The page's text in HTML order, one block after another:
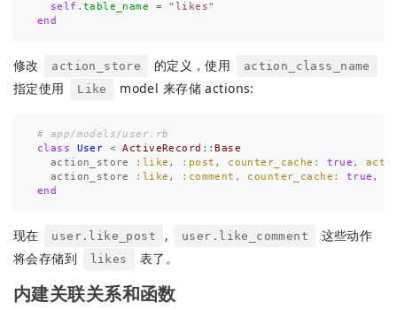
self . table_name =
"likes"
end
修改 action_store 的定义，使用 action_class_name
指定使用 Like model 来存储 actions:
# app/models/user.rb
class
User < ActiveRecord :: Base
action_store
:like , :post , counter_cache: true ,
action_store
:like , :comment , counter_cache: true ,
end
现在 user.like_post , user.like_comment
这些动作
将会存储到
likes 表了。
内建关联关系和函数